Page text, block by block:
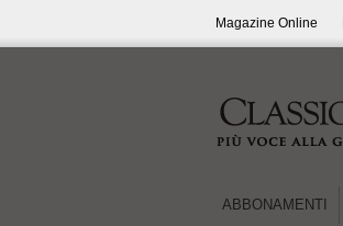
Magazine Online
ABBONAMENTI